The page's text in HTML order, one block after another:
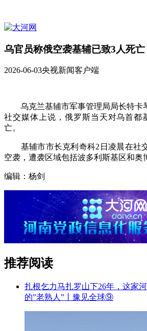
乌官员称俄空袭基辅已致3人死亡
2026-06-03央视新闻客户端
乌克兰基辅市军事管理局局长特卡
社交媒体上说，俄罗斯当天对乌首都
亡。
基辅市市长克利奇科2日凌晨在社
空袭，遭袭区域包括波多利斯基区和奥
编辑：杨剑
推荐阅读
扎根乞力马扎罗山下26年，这家
的”老熟人”丨豫见全球⑨